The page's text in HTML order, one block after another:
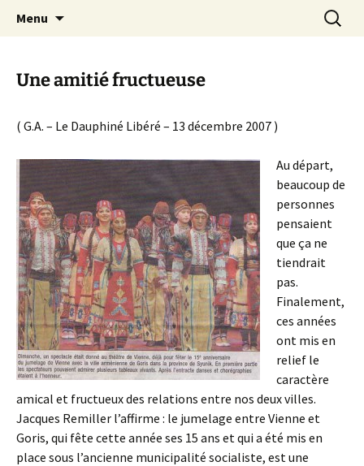
MCA Vienne
Le site de la Maison de la Culture
Arménienne de Vienne
Menu
Une amitié fructueuse
( G.A. – Le Dauphiné Libéré – 13 décembre 2007 )
Au départ,
beaucoup de
personnes
pensaient
que ça ne
tiendrait
pas.
Finalement,
ces années
ont mis en
relief le
caractère
amical et fructueux des relations entre nos deux villes.
Jacques Remiller l’affirme : le jumelage entre Vienne et
Goris, qui fête cette année ses 15 ans et qui a été mis en
place sous l’ancienne municipalité socialiste, est une